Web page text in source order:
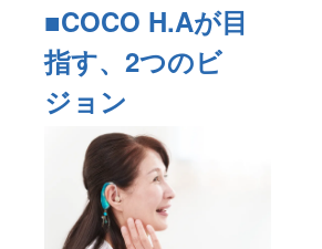
■COCO H.Aが目
指す、2つのビ
ジョン